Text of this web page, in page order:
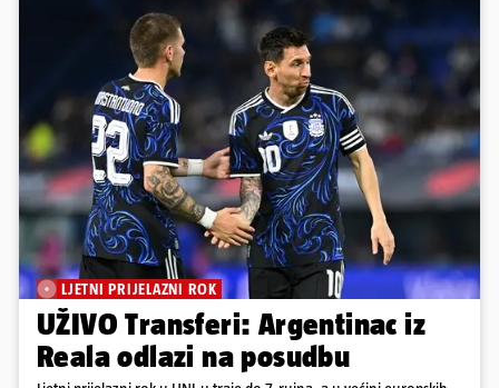
LJETNI PRIJELAZNI ROK
UŽIVO Transferi: Argentinac iz
Reala odlazi na posudbu